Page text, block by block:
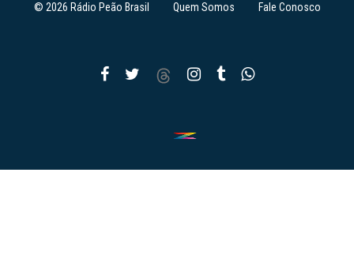
© 2026 Rádio Peão Brasil Quem Somos Fale Conosco